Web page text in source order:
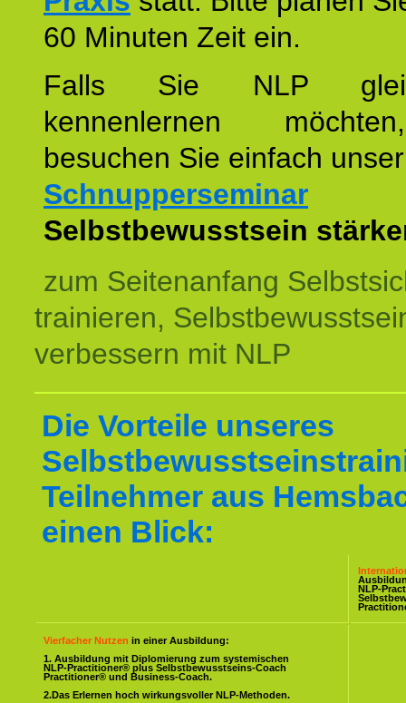
60 Minuten Zeit ein.
Falls Sie NLP
kennenlernen
besuchen Sie einfach unser
Schnupperseminar
Selbstbewusstsein
zum Seitenanfang
trainieren,
verbessern mit NLP
Die Vorteile unseres
Teilnehmer aus
einen Blick:
NLP-
Vierfacher Nutzen in einer Ausbildung:
1. Ausbildung mit Diplomierung zum systemischen
NLP-Practitioner® plus Selbstbewusstseins-Coach
Practitioner® und Business-Coach.
2.Das Erlernen hoch wirkungsvoller NLP-Methoden.